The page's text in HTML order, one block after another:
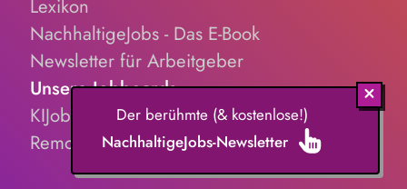
Lexikon
NachhaltigeJobs - Das E-Book
Newsletter für Arbeitgeber
Unsere Jobboards
KIJobs.de
RemoteJobs.de
Der berühmte (& kostenlose!)
NachhaltigeJobs-Newsletter